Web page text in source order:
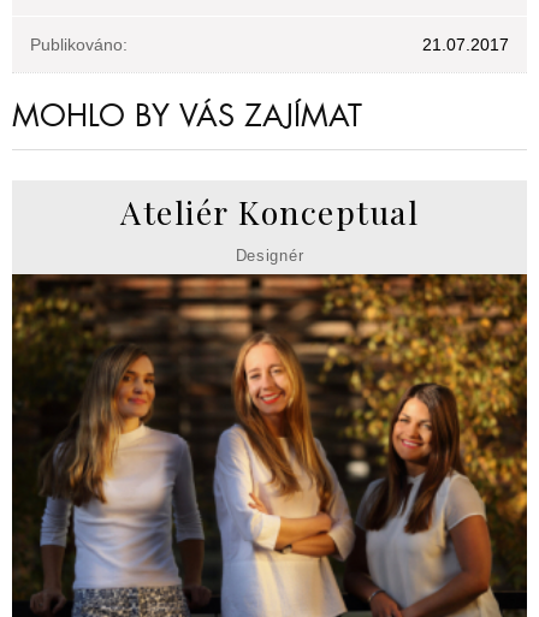
Publikováno: 21.07.2017
MOHLO BY VÁS ZAJÍMAT
Ateliér Konceptual
Designér